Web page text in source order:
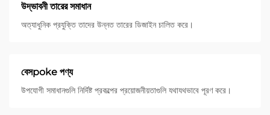
উদ্ভাবনী তারের সমাধান
অত্যাধুনিক প্রযুক্তি তাদের উন্নত তারের ডিজাইন চালিত করে।
বেসpoke পণ্য
উপযোগী সমাধানগুলি নির্দিষ্ট প্রকল্পের প্রয়োজনীয়তাগুলি যথাযথভাবে পূরণ করে।